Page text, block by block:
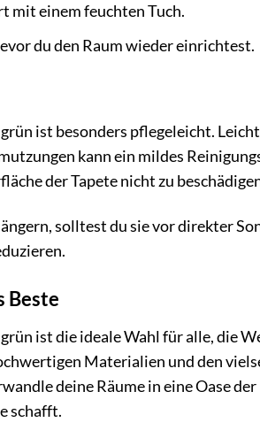
mit einem feuchten Tuch.
du den Raum wieder einrichtest.
ist besonders pflegeleicht.
kann ein mildes
der Tapete nicht zu
solltest du sie vor direkter
Beste
ist die ideale Wahl für alle, die
Materialien und den
deine Räume in eine Oase
schafft.